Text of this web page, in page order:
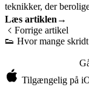
teknikker, der
Læs artiklen →
Forrige artikel
👟 Hvor mange
Tilgængelig på